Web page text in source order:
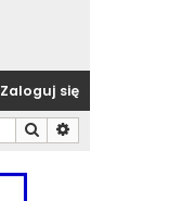
Zaloguj się
Szukaj